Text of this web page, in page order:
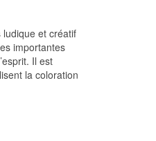
et créatif
importantes
Il est
la coloration